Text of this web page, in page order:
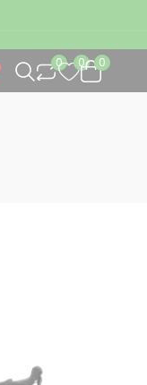
0 0 0